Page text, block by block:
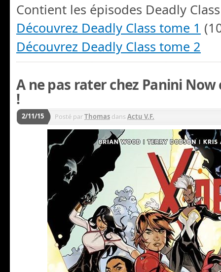
Contient les épisodes Deadly
Découvrez Deadly Class tome 1
Découvrez Deadly Class tome 2
A ne pas rater chez Panini Now
!
2/11/15 Posté parThomas dansActu V.F.